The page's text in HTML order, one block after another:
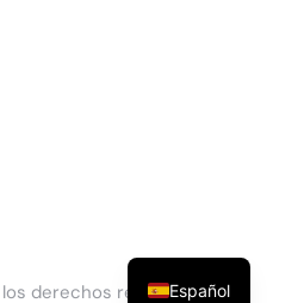
derechos reservados.
Español